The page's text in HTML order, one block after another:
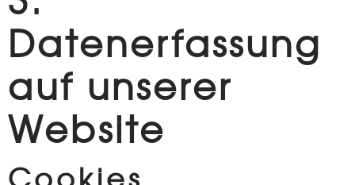
Datenerfassung
auf unserer
Website